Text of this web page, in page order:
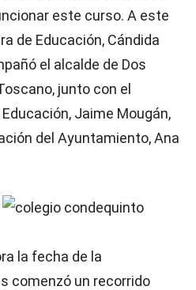
este curso. A este
de Educación, Cándida
el alcalde de Dos
junto con el
Jaime Mougán,
del Ayuntamiento, Ana
la fecha de la
comenzó un recorrido